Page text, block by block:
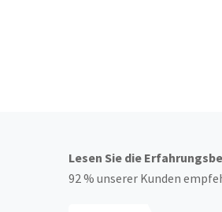
Lesen Sie die
92 % unserer Kunden